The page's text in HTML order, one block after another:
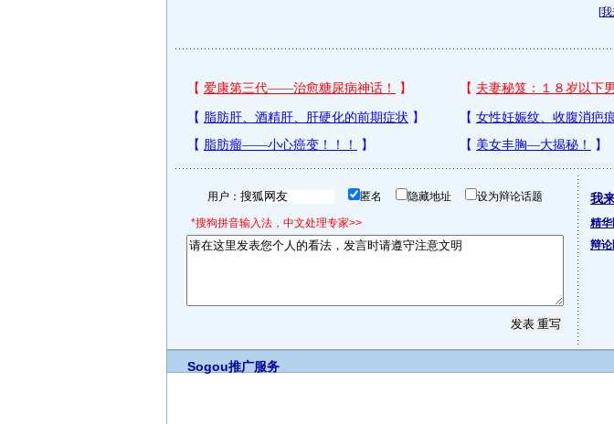
[我
用户： 匿名 隐藏地址 设为辩论话题
*搜狗拼音输入法，中文处理专家>>
我
精
辩
Sogou推广服务